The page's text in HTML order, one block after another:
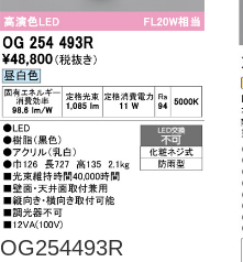
OG254493R